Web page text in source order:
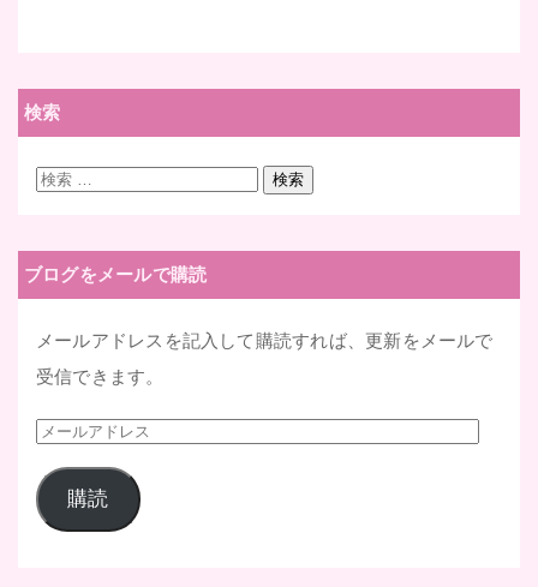
検索
検
検索
ブログをメールで購読
メールアドレスを記入して購読すれば、更新をメールで
受信できます。
メ
ー
ル
ア
購読